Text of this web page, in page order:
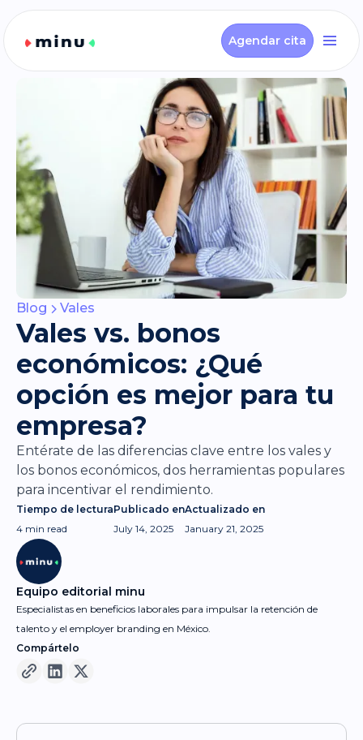
Agendar cita
Blog Vales
Vales vs. bonos
económicos: ¿Qué
opción es mejor para tu
empresa?
Entérate de las diferencias clave entre los vales y
los bonos económicos, dos herramientas populares
para incentivar el rendimiento.
Tiempo de lectura
4 min read
Publicado en
July 14, 2025
Actualizado en
January 21, 2025
Equipo editorial minu
Especialistas en beneficios laborales para impulsar la retención de
talento y el employer branding en México.
Compártelo